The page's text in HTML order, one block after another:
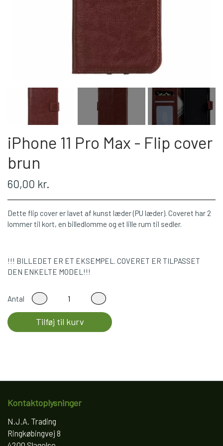
iPhone 11 Pro Max - Flip cover
brun
60,00 kr.
Dette flip cover er lavet af kunst læder (PU læder). Coveret har 2
lommer til kort, en billedlomme og et lille rum til sedler.
!!! BILLEDET ER ET EKSEMPEL. COVERET ER TILPASSET
DEN ENKELTE MODEL!!!
Antal
Tilføj til kurv
Kontaktoplysninger
N.J.A. Trading
Ringkøbingvej 8